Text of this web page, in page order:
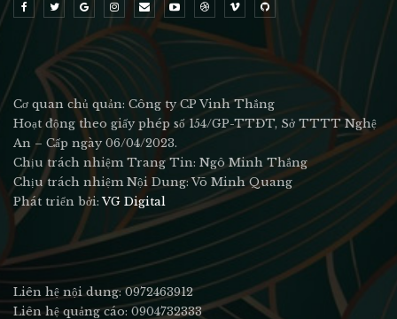
Cơ quan chủ quản: Công ty CP Vinh Thắng
Hoạt động theo giấy phép số 154/GP-TTĐT, Sở TTTT Nghệ
An – Cấp ngày 06/04/2023.
Chịu trách nhiệm Trang Tin: Ngô Minh Thắng
Chịu trách nhiệm Nội Dung: Võ Minh Quang
Phát triển bởi:VG Digital
Liên hệ nội dung: 0972463912
Liên hệ quảng cáo: 0904732333